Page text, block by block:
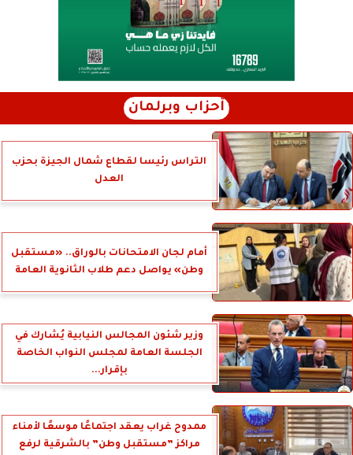
أحزاب وبرلمان
التراس رئيسا لقطاع شمال الجيزة بحزب
العدل
أمام لجان الامتحانات بالوراق.. «مستقبل
وطن» يواصل دعم طلاب الثانوية العامة
وزير شئون المجالس النيابية يُشارك في
الجلسة العامة لمجلس النواب الخاصة
بإقرار...
ممدوح غراب يعقد اجتماعًا موسعًا لأمناء
مراكز ”مستقبل وطن” بالشرقية لرفع